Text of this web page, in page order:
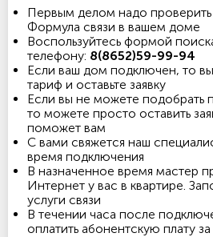
Первым делом надо проверить
Формула связи в вашем доме
Воспользуйтесь формой
телефону: 8(8652)59-99-94
Если ваш дом подключен, то
тариф и оставьте заявку
Если вы не можете подобрать
то можете просто оставить
поможет вам
С вами свяжется наш
время подключения
В назначенное время мастер
Интернет у вас в квартире.
услуги связи
В течении часа после
оплатить абонентскую плату